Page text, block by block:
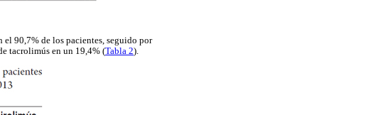
90,7% de los pacientes, seguido por
tacrolimús en un 19,4% (Tabla 2).